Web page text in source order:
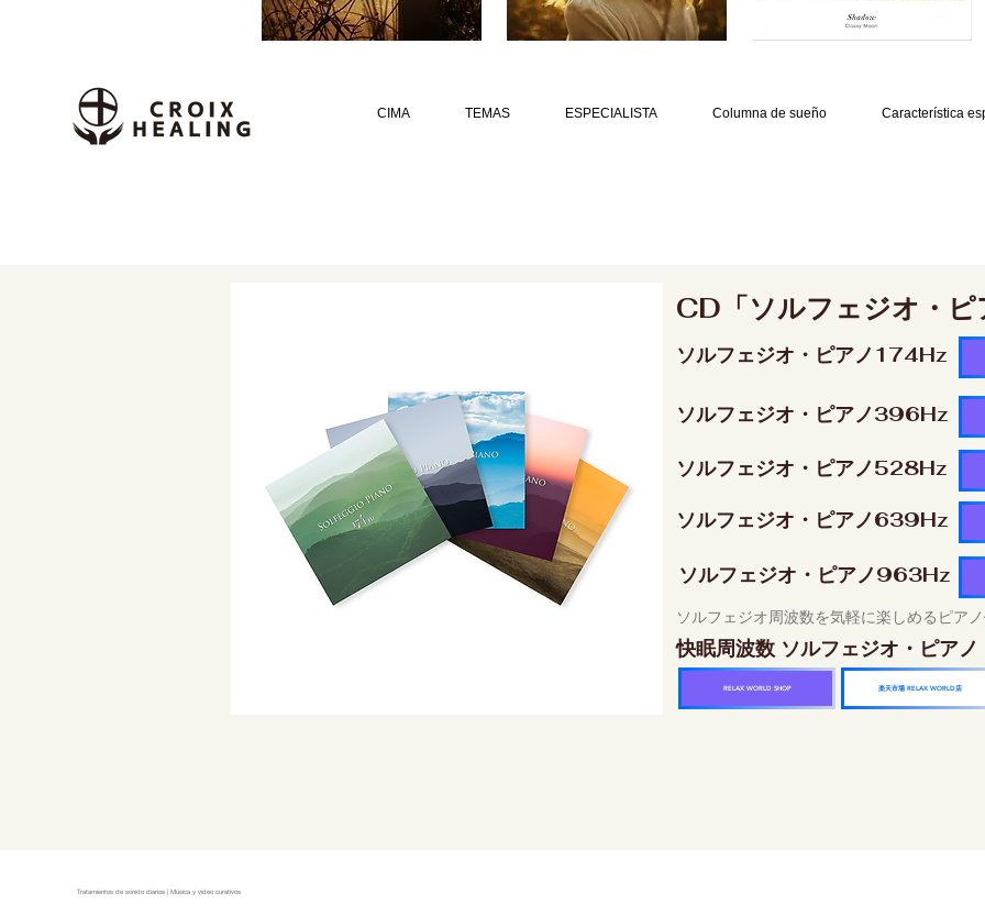
CIMA TEMAS ESPECIALISTA Columna de sueño Característica
CD「ソルフェジオ・
ソルフェジオ・ピアノ174Hz
ソルフェジオ・ピアノ396Hz
ソルフェジオ・ピアノ528Hz
ソルフェジオ・ピアノ639Hz
ソルフェジオ・ピアノ963Hz
ソルフェジオ周波数を気軽に楽しめるピア
快眠周波数 ソルフェジオ・ピア
RELAX WORLD SHOP 楽天市場 RELAX WORLD店
Tratamientos de sonido diarios | Música y video curativos